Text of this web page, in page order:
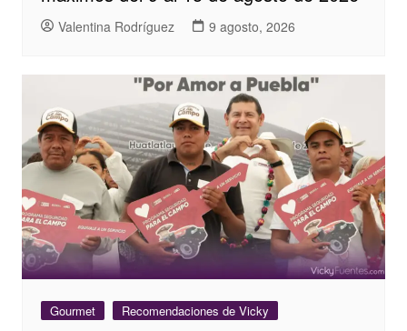
Valentina Rodríguez 9 agosto, 2026
Gourmet Recomendaciones de Vicky